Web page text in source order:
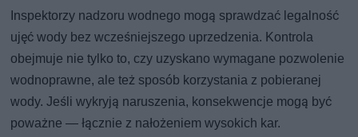
Inspektorzy nadzoru wodnego mogą sprawdzać legalność
ujęć wody bez wcześniejszego uprzedzenia. Kontrola
obejmuje nie tylko to, czy uzyskano wymagane pozwolenie
wodnoprawne, ale też sposób korzystania z pobieranej
wody. Jeśli wykryją naruszenia, konsekwencje mogą być
poważne — łącznie z nałożeniem wysokich kar.